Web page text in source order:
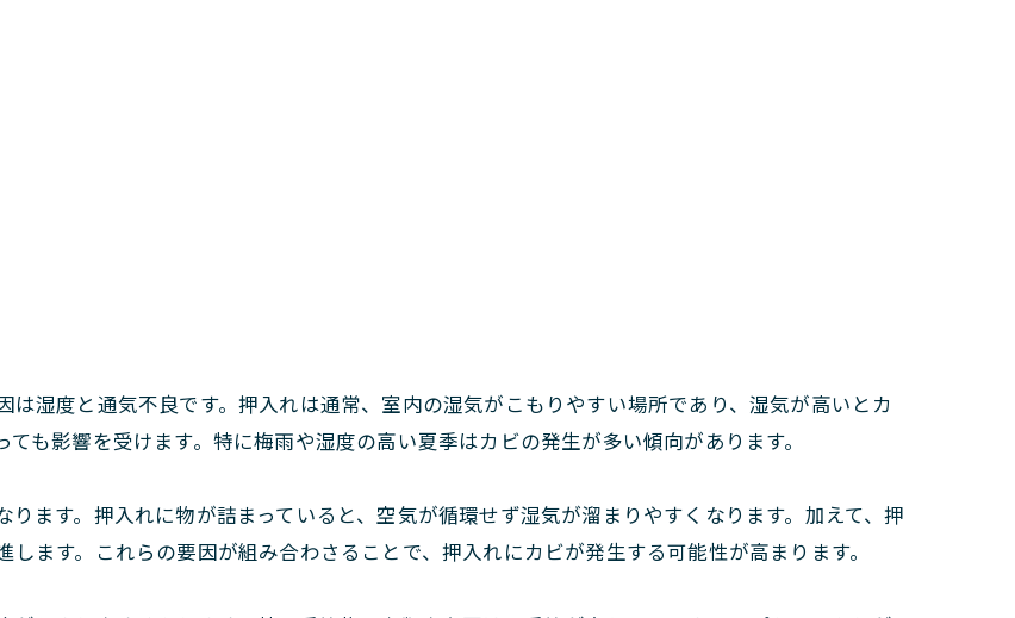
湿度と通気不良です。押入れは通常、室内の湿気がこもりやすい場所であり、湿気が高いとカ
も影響を受けます。特に梅雨や湿度の高い夏季はカビの発生が多い傾向があります。
ます。押入れに物が詰まっていると、空気が循環せず湿気が溜まりやすくなります。加えて、押
ます。これらの要因が組み合わさることで、押入れにカビが発生する可能性が高まります。